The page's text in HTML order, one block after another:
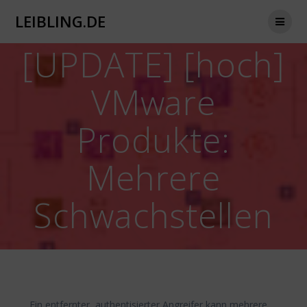
LEIBLING.DE
[UPDATE] [hoch]
VMware
Produkte:
Mehrere
Schwachstellen